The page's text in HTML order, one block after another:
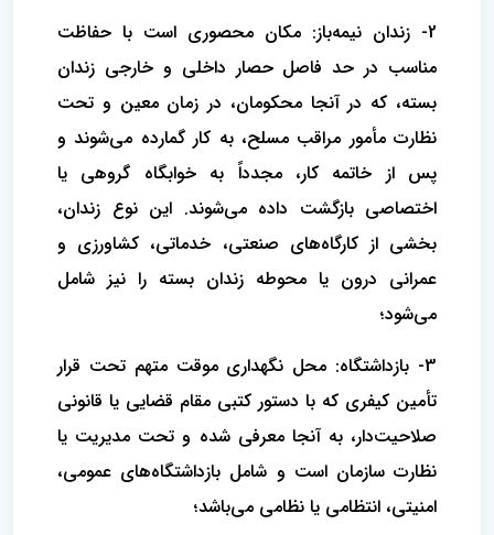
2- زندان نیمه‌باز: مکان محصوری است با حفاظت
مناسب در حد فاصل حصار داخلی و خارجی زندان
بسته، که در آنجا محکومان، در زمان معین و تحت
نظارت مأمور مراقب مسلح، به کار گمارده می‌شوند و
پس از خاتمه کار، مجدداً به خوابگاه گروهی یا
اختصاصی بازگشت داده می‌شوند. این نوع زندان،
بخشی از کارگاه‌های صنعتی، خدماتی، کشاورزی و
عمرانی درون یا محوطه زندان بسته را نیز شامل
می‌شود؛
3- بازداشتگاه: محل نگهداری موقت متهم تحت قرار
تأمین کیفری که با دستور کتبی مقام قضایی یا قانونی
صلاحیت‌دار، به آنجا معرفی شده و تحت مدیریت یا
نظارت سازمان است و شامل بازداشتگاه‌های عمومی،
امنیتی، انتظامی یا نظامی می‌باشد؛